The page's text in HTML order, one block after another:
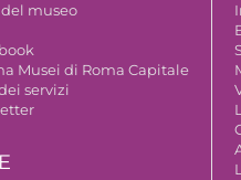
museo
Musei di Roma Capitale
servizi